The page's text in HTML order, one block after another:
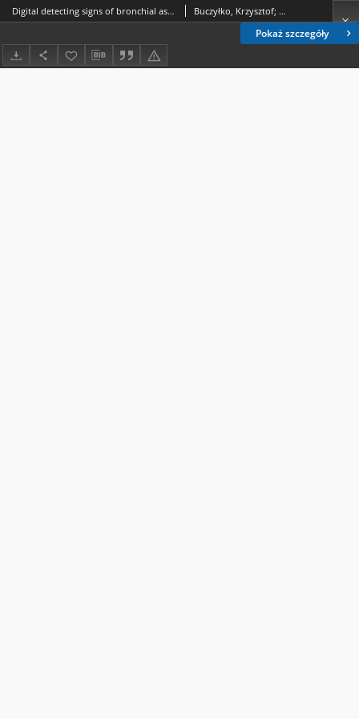
Pokaż szczegóły
Digital detecting signs of bronchial asthma Buczyłko, Krzysztof; Szumlańska, Zyta; Więcek, Bogusław